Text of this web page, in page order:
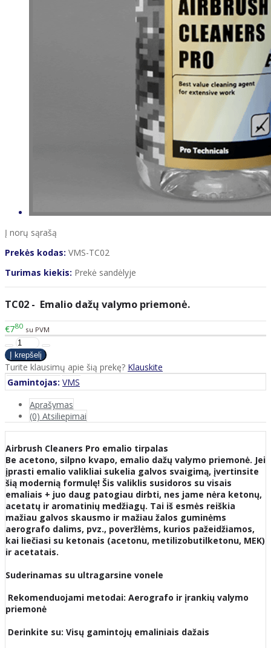
Į norų sąrašą
Prekės kodas: VMS-TC02
Turimas kiekis: Prekė sandėlyje
TC02​ - Emalio dažų valymo priemonė.
€780 su PVM
Turite klausimų apie šią prekę? Klauskite
Gamintojas: VMS
Aprašymas
(0) Atsiliepimai
Airbrush Cleaners Pro emalio tirpalas
Be acetono, silpno kvapo, emalio dažų valymo priemonė. Jei
įprasti emalio valikliai sukelia galvos svaigimą, įvertinsite
šią modernią formulę! Šis valiklis susidoros su visais
emaliais + juo daug patogiau dirbti, nes jame nėra ketonų,
acetatų ir aromatinių medžiagų. Tai iš esmės reiškia
mažiau galvos skausmo ir mažiau žalos guminėms
aerografo dalims, pvz., poveržlėms, kurios pažeidžiamos,
kai liečiasi su ketonais (acetonu, metilizobutilketonu, MEK)
ir acetatais.
Suderinamas su ultragarsine vonele
Rekomenduojami metodai: Aerografo ir įrankių valymo
priemonė
Derinkite su: Visų gamintojų emaliniais dažais